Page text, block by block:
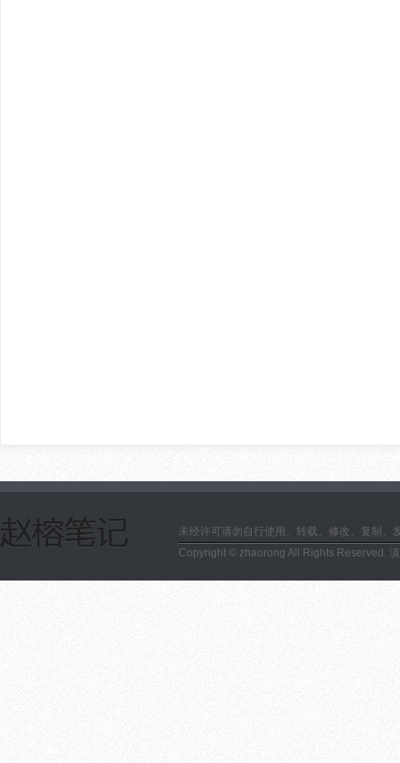
未经许可请勿自行使用、转载、修改、复制
Copyright © zhaorong All Rights Reserved.